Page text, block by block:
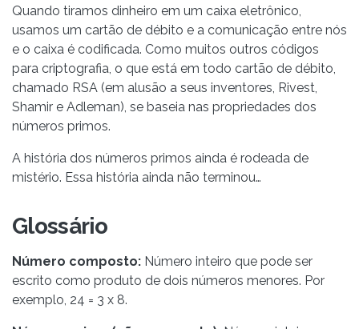
Quando tiramos dinheiro em um caixa eletrônico,
usamos um cartão de débito e a comunicação entre nós
e o caixa é codificada. Como muitos outros códigos
para criptografia, o que está em todo cartão de débito,
chamado RSA (em alusão a seus inventores, Rivest,
Shamir e Adleman), se baseia nas propriedades dos
números primos.
A história dos números primos ainda é rodeada de
mistério. Essa história ainda não terminou…
Glossário
Número composto: Número inteiro que pode ser
escrito como produto de dois números menores. Por
exemplo, 24 = 3 x 8.